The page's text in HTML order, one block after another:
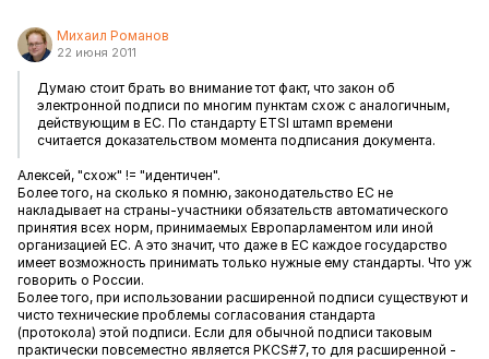
Михаил Романов
22 июня 2011
Думаю стоит брать во внимание тот факт, что закон об
электронной подписи по многим пунктам схож с аналогичным,
действующим в ЕС. По стандарту ETSI штамп времени
считается доказательством момента подписания документа.
Алексей, "схож" != "идентичен".
Более того, на сколько я помню, законодательство ЕС не
накладывает на страны-участники обязательств автоматического
принятия всех норм, принимаемых Европарламентом или иной
организацией ЕС. А это значит, что даже в ЕС каждое государство
имеет возможность принимать только нужные ему стандарты. Что уж
говорить о России.
Более того, при использовании расширенной подписи существуют и
чисто технические проблемы согласования стандарта
(протокола) этой подписи. Если для обычной подписи таковым
практически повсеместно является PKCS#7, то для расширенной -